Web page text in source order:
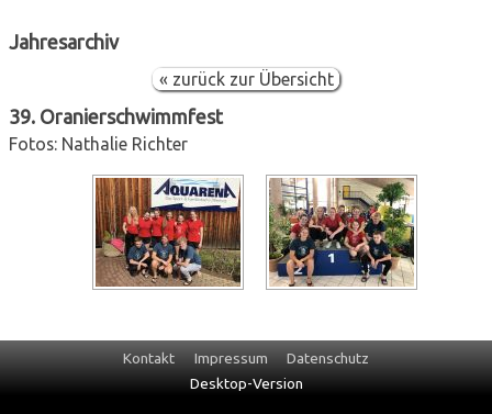
Jahresarchiv
« zurück zur Übersicht
39. Oranierschwimmfest
Fotos: Nathalie Richter
Navigation
überspringen
Kontakt Impressum Datenschutz
Desktop-Version